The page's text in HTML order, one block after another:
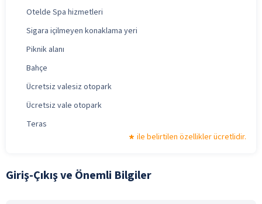
Otelde Spa hizmetleri
Sigara içilmeyen konaklama yeri
Piknik alanı
Bahçe
Ücretsiz valesiz otopark
Ücretsiz vale otopark
Teras
ile belirtilen özellikler ücretlidir.
Giriş-Çıkış ve Önemli Bilgiler